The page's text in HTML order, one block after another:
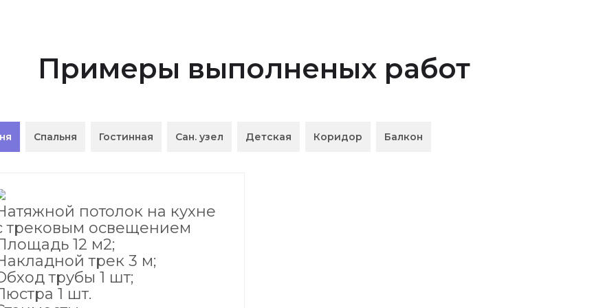
Примеры выполненых работ
Спальня Гостинная Сан. узел Детская Коридор Балкон
потолок на кухне
трековым освещением
12 м2;
трек 3 м;
трубы 1 шт;
1 шт.